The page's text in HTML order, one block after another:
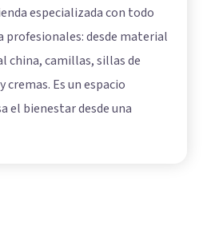
especializada con todo
profesionales: desde material
china, camillas, sillas de
cremas. Es un espacio
el bienestar desde una